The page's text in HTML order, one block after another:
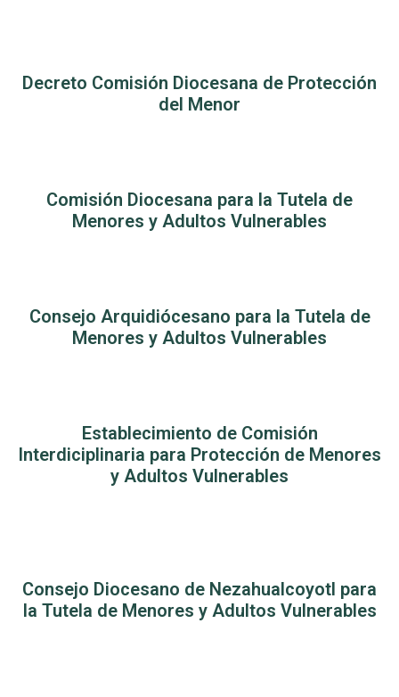
Decreto Comisión Diocesana de Protección
del Menor
Comisión Diocesana para la Tutela de
Menores y Adultos Vulnerables
Consejo Arquidiócesano para la Tutela de
Menores y Adultos Vulnerables
Establecimiento de Comisión
Interdiciplinaria para Protección de Menores
y Adultos Vulnerables
Consejo Diocesano de Nezahualcoyotl para
la Tutela de Menores y Adultos Vulnerables